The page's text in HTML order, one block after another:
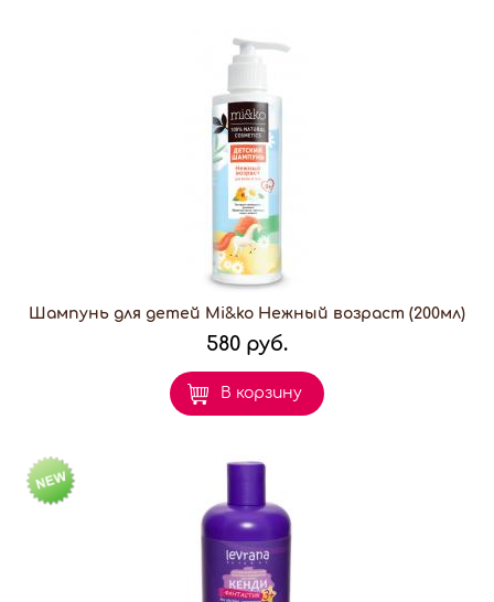
Шампунь для детей Mi&ko Нежный возраст (200мл)
580 руб.
В корзину